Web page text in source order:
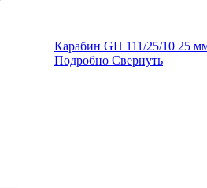
Карабин GH 111/25/10 25
Подробно Свернуть